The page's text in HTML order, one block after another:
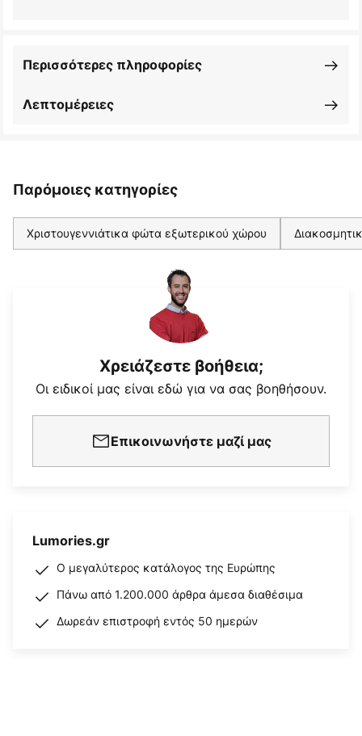
Λεπτομέρειες
Περισσότερες πληροφορίες
Παρόμοιες κατηγορίες
Χριστουγεννιάτικα φώτα εξωτερικού χώρου
Χρειάζεστε βοήθεια;
Οι ειδικοί μας είναι εδώ για να σας βοηθήσουν.
Επικοινωνήστε μαζί μας
Lumories.gr
Ο μεγαλύτερος κατάλογος της Ευρώπης
Πάνω από 1.200.000 άρθρα άμεσα διαθέσιμα
Δωρεάν επιστροφή εντός 50 ημερών